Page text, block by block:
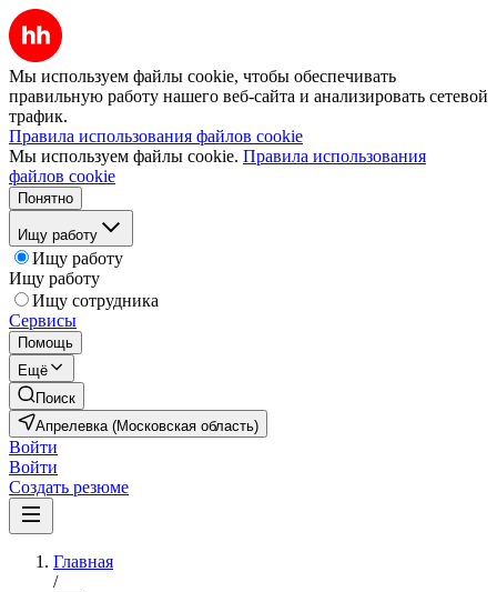
Мы используем файлы cookie, чтобы обеспечивать
правильную работу нашего веб-сайта и анализировать сетевой
трафик.
Правила использования файлов cookie
Мы используем файлы cookie. Правила использования
файлов cookie
Понятно
Ищу работу
Ищу работу
Ищу работу
Ищу сотрудника
Сервисы
Помощь
Ещё
Поиск
Апрелевка (Московская область)
Войти
Войти
Создать резюме
Главная
/